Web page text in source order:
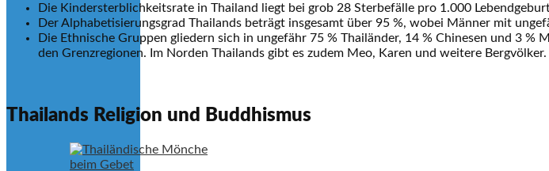
Die Kindersterblichkeitsrate in Thailand liegt bei grob 28 Sterbefälle pro 1.000
Der Alphabetisierungsgrad Thailands beträgt insgesamt über 95 %, wobei Männer mit
Die Ethnische Gruppen gliedern sich in ungefähr 75 % Thailänder, 14 % Chinesen und 3
den Grenzregionen. Im Norden Thailands gibt es zudem Meo, Karen und weitere Bergvölker.
Thailands Religion und Buddhismus